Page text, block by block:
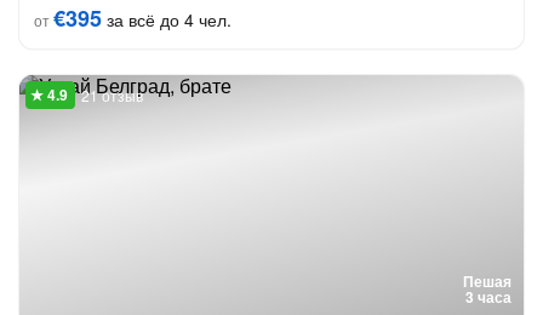
от€395 за всё до 4 чел.
Пешая
3 часа
21 отзыв